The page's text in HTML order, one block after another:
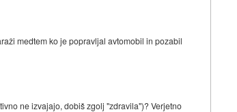
medtem ko je popravljal avtomobil in pozabil
ne izvajajo, dobiš zgolj "zdravila")? Verjetno